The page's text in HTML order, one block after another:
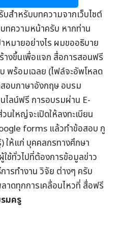
สำหรับบทความจากเว็บไซต์
ทความหน้าครับ หากท่าน
หมายอย่างไร ผมขออธิบาย
างขึ้นเพื่อแจก สื่อการสอนฟรี
พร้อมเฉลย (ไฟล์จะอัพโหลด
อบภาษาอังกฤษอบรม
ไลน์ฟรี การอบรมผ่าน E-
นใหญ่จะเปิดให้ลงทะเบียน
forms แล้วทำข้อสอบ กู
ให้แก่ บุคคลกรทางศึกษา
ช้ทั่วไปที่ต้องการข้อมูลข่าว
ารทำงาน วิจัย ต่างๆ ครับ
ดทุกการเคลื่อนไหวที่ สื่อฟรี
รมครู